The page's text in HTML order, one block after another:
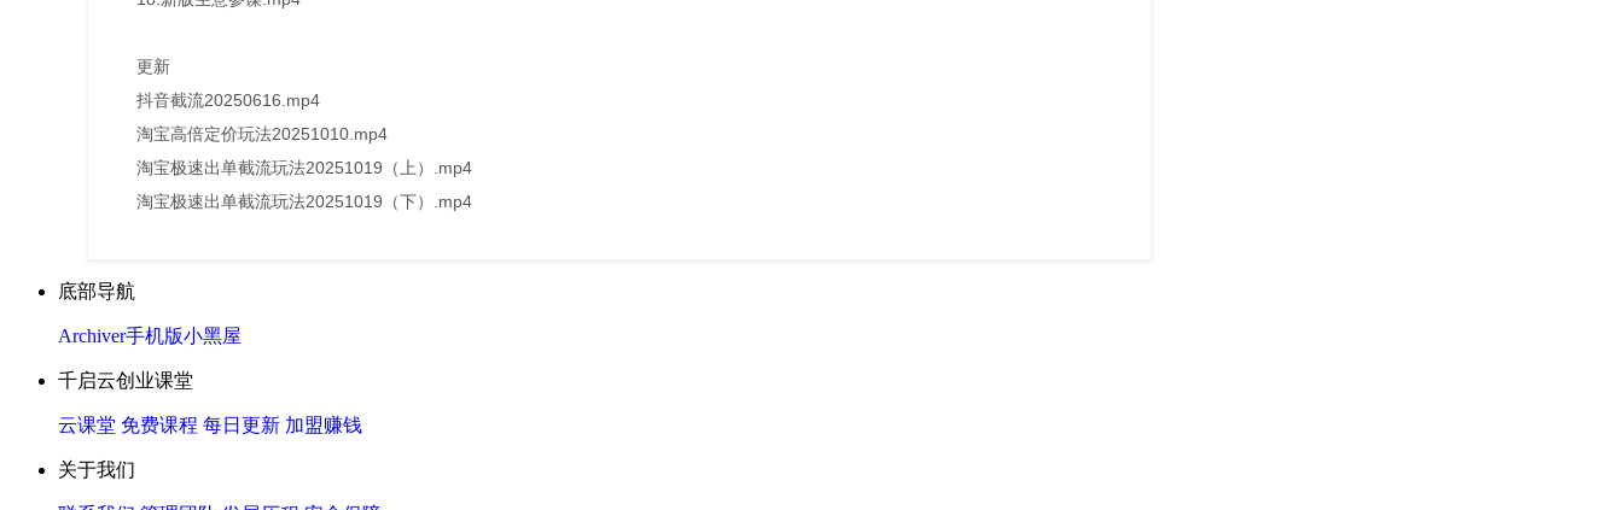
更新
抖音截流20250616.mp4
淘宝高倍定价玩法20251010.mp4
淘宝极速出单截流玩法20251019（上）.mp4
淘宝极速出单截流玩法20251019（下）.mp4
底部导航
Archiver手机版小黑屋
千启云创业课堂
云课堂 免费课程 每日更新 加盟赚钱
关于我们